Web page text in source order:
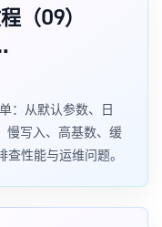
（09）
示
从默认参数、日
写入、高基数、缓
性能与运维问题。